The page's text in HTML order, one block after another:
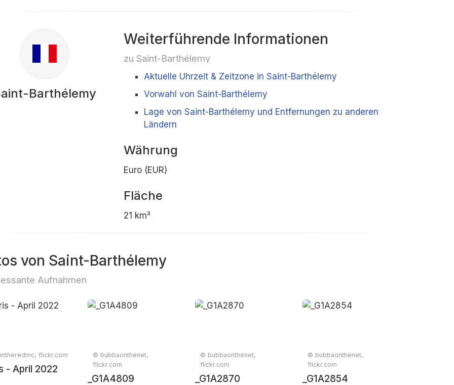
Barthélemy
Weiterführende Informationen
zu Saint-Barthélemy
Aktuelle Uhrzeit & Zeitzone in Saint-Barthélemy
Vorwahl von Saint-Barthélemy
Lage von Saint-Barthélemy und Entfernungen zu anderen
Ländern
Währung
Euro (EUR)
Fläche
21 km²
von Saint-Barthélemy
Aufnahmen
flickr.com
- April 2022
© bubbaonthenet,
flickr.com
_G1A4809
© bubbaonthenet,
flickr.com
_G1A2870
© bubbaonthenet,
flickr.com
_G1A2854